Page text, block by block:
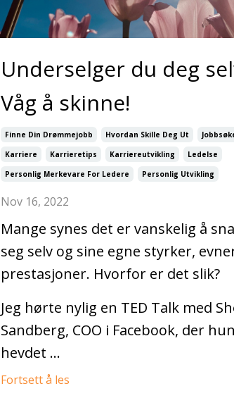
Underselger du deg
Våg å skinne!
Finne Din Drømmejobb Hvordan Skille Deg Ut
Karriere
Karrieretips Karriereutvikling
Ledelse
Personlig Merkevare For Ledere
Personlig Utvikling
Nov 16, 2022
Mange synes det er vanskelig å
seg selv og sine egne styrker,
prestasjoner. Hvorfor er det slik?
Jeg hørte nylig en TED Talk med
Sandberg, COO i Facebook, der hun
hevdet ...
Fortsett å les